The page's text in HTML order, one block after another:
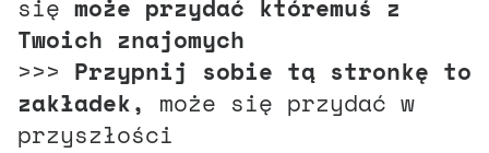
się może przydać któremuś z
Twoich znajomych
>>> Przypnij sobie tą stronkę to
zakładek, może się przydać w
przyszłości